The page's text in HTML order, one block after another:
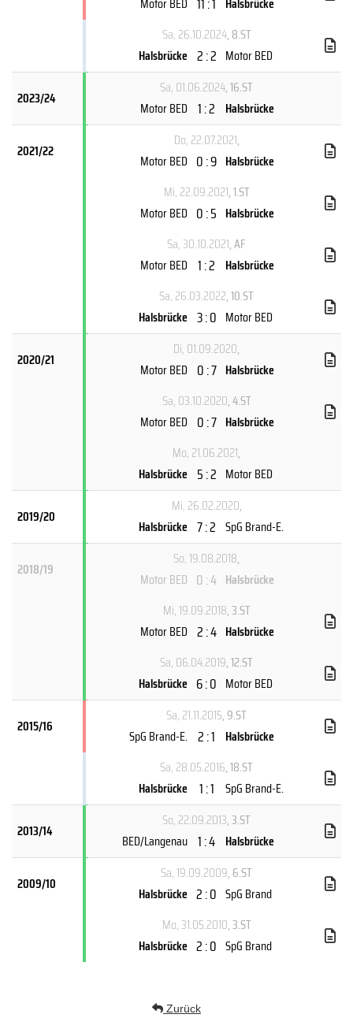
Sa, 26.10.2024, 8.ST
Halsbrücke 2 : 2 Motor BED
2023/24
Sa, 01.06.2024, 16.ST
Motor BED 1 : 2 Halsbrücke
2021/22
Do, 22.07.2021,
Motor BED 0 : 9 Halsbrücke
Mi, 22.09.2021, 1.ST
Motor BED 0 : 5 Halsbrücke
Sa, 30.10.2021, AF
Motor BED 1 : 2 Halsbrücke
Sa, 26.03.2022, 10.ST
Halsbrücke 3 : 0 Motor BED
2020/21
Di, 01.09.2020,
Motor BED 0 : 7 Halsbrücke
Sa, 03.10.2020, 4.ST
Motor BED 0 : 7 Halsbrücke
Mo, 21.06.2021,
Halsbrücke 5 : 2 Motor BED
2019/20
Mi, 26.02.2020,
Halsbrücke 7 : 2 SpG Brand-E.
2018/19
So, 19.08.2018,
Motor BED 0 : 4 Halsbrücke
Mi, 19.09.2018, 3.ST
Motor BED 2 : 4 Halsbrücke
Sa, 06.04.2019, 12.ST
Halsbrücke 6 : 0 Motor BED
2015/16
Sa, 21.11.2015, 9.ST
SpG Brand-E. 2 : 1 Halsbrücke
Sa, 28.05.2016, 18.ST
Halsbrücke
1 : 1 SpG Brand-E.
2013/14
So, 22.09.2013, 3.ST
BED/Langenau 1 : 4 Halsbrücke
2009/10
Sa, 19.09.2009, 6.ST
Halsbrücke 2 : 0 SpG Brand
Mo, 31.05.2010, 3.ST
Halsbrücke 2 : 0 SpG Brand
Zurück